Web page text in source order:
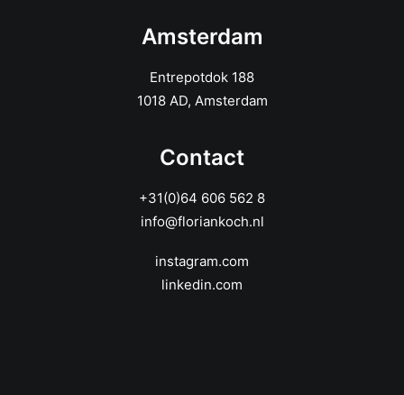
Contact
+31(0)64 606 562 8
info@floriankoch.nl
instagram.com
linkedin.com
Amsterdam
Entrepotdok 188
1018 AD, Amsterdam